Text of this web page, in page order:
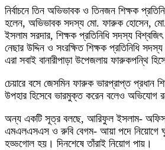
নির্বাচনে তিন অভিভাবক ও তিনজন শিক্ষক
হলেন, অভিভাবক সদস্য মো. ফারুক হোসেন,
ইসলাম সরদার, শিক্ষক প্রতিনিধি সদস্য
নেছার উদ্দিন ও সংরক্ষিত শিক্ষক প্রতিনিধি
এরা সবাই বানারীপাড়া উপেজলায় ফারুকপন্থি
চেয়ারে বসে জেসমিন ফারুক ভারপ্রাপ্ত প্রধান
উপহার হিসেবে ভারমুক্ত করেন বলেও অভিযোগ
অন্য একটি সূত্র বলছে, আরিফুল ইসলাম- অফিস
এমএলএসএস ও রুবি বেগম- আয়া পদে নিয়োগে
হড্ডগোল হয়। দিনশেষে তাঁরাই নিয়োগ পায়।